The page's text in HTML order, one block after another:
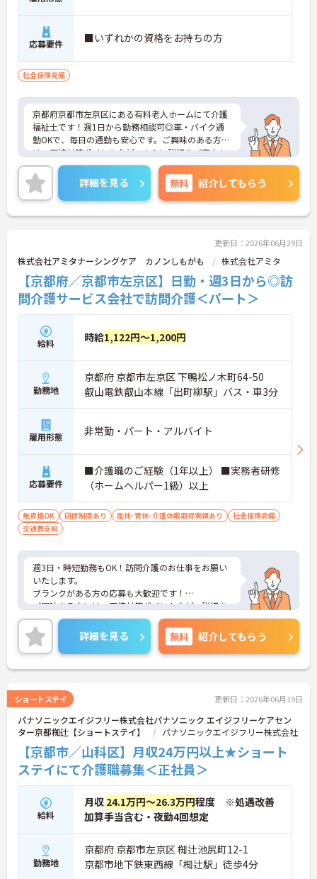
応募要件 ■いずれかの資格をお持ちの方
社会保険完備
京都府京都市左京区にある有料老人ホームにて介護
福祉士です！週1日から勤務相談可◎車・バイク通
勤OKで、毎日の通勤も安心です。ご興味のある方に
は、面接対策ポイントなど、さらに詳細をご案内し
ますのでお気軽にご相談ください！
詳細を見る 無料 紹介してもらう
更新日：2026年06月29日
株式会社アミタナーシングケア カノンしもがも 株式会社アミタ
【京都府／京都市左京区】日勤・週3日から◎訪
問介護サービス会社で訪問介護＜パート＞
給料 時給1,122円～1,200円
勤務地
京都府 京都市左京区 下鴨松ノ木町64-50
叡山電鉄叡山本線「出町柳駅」バス・車3分
雇用形態 非常勤・パート・アルバイト
応募要件
■介護職のご経験（1年以上） ■実務者研修
（ホームヘルパー1級）以上
無資格OK 研修制度あり 産休･育休･介護休暇取得実績あり
社会保険完備
交通費支給
週3日・時短勤務もOK！訪問介護のお仕事をお願い
いたします。
ブランクがある方の応募も大歓迎です！
ご興味ある方には、面接対策ポイントなど、詳細を
お話しいたしますのでお気軽にご相談ください。
詳細を見る 無料 紹介してもらう
ショートステイ 更新日：2026年06月19日
パナソニックエイジフリー株式会社パナソニック エイジフリーケアセン
ター京都椥辻【ショートステイ】
パナソニックエイジフリー株式会社
【京都市／山科区】月収24万円以上★ショート
ステイにて介護職募集＜正社員＞
給料
月収 24.1万円～26.3万円程度 ※処遇改善
加算手当含む・夜勤4回想定
勤務地
京都府 京都市左京区 椥辻池尻町12-1
京都市地下鉄東西線「椥辻駅」徒歩4分